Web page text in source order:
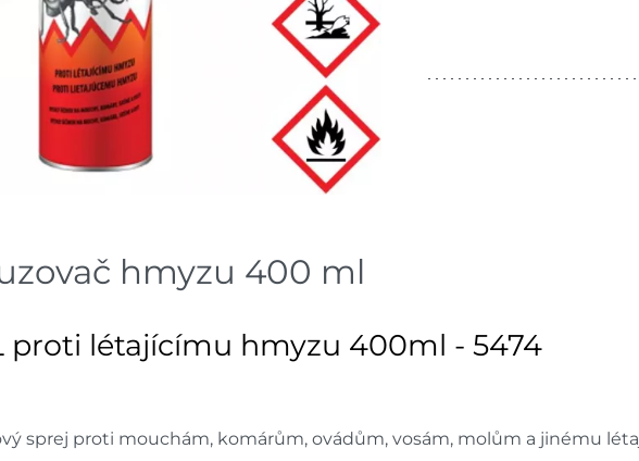
hmyzu 400 ml
proti létajícímu hmyzu 400ml - 5474
sprej proti mouchám, komárům, ovádům, vosám, molům a jinému